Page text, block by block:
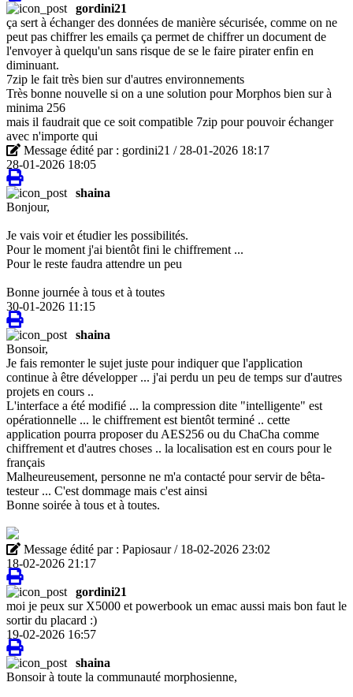
gordini21
ça sert à échanger des données de manière sécurisée, comme on ne
peut pas chiffrer les emails ça permet de chiffrer un document de
l'envoyer à quelqu'un sans risque de se le faire pirater enfin en
diminuant.
7zip le fait très bien sur d'autres environnements
Très bonne nouvelle si on a une solution pour Morphos bien sur à
minima 256
mais il faudrait que ce soit compatible 7zip pour pouvoir échanger
avec n'importe qui
Message édité par : gordini21 / 28-01-2026 18:17
28-01-2026 18:05
shaina
Bonjour,
Je vais voir et étudier les possibilités.
Pour le moment j'ai bientôt fini le chiffrement ...
Pour le reste faudra attendre un peu
Bonne journée à tous et à toutes
30-01-2026 11:15
shaina
Bonsoir,
Je fais remonter le sujet juste pour indiquer que l'application
continue à être développer ... j'ai perdu un peu de temps sur d'autres
projets en cours ..
L'interface a été modifié ... la compression dite "intelligente" est
opérationnelle ... le chiffrement est bientôt terminé .. cette
application pourra proposer du AES256 ou du ChaCha comme
chiffrement et d'autres choses .. la localisation est en cours pour le
français
Malheureusement, personne ne m'a contacté pour servir de bêta-
testeur ... C'est dommage mais c'est ainsi
Bonne soirée à tous et à toutes.
Message édité par : Papiosaur / 18-02-2026 23:02
18-02-2026 21:17
gordini21
moi je peux sur X5000 et powerbook un emac aussi mais bon faut le
sortir du placard :)
19-02-2026 16:57
shaina
Bonsoir à toute la communauté morphosienne,